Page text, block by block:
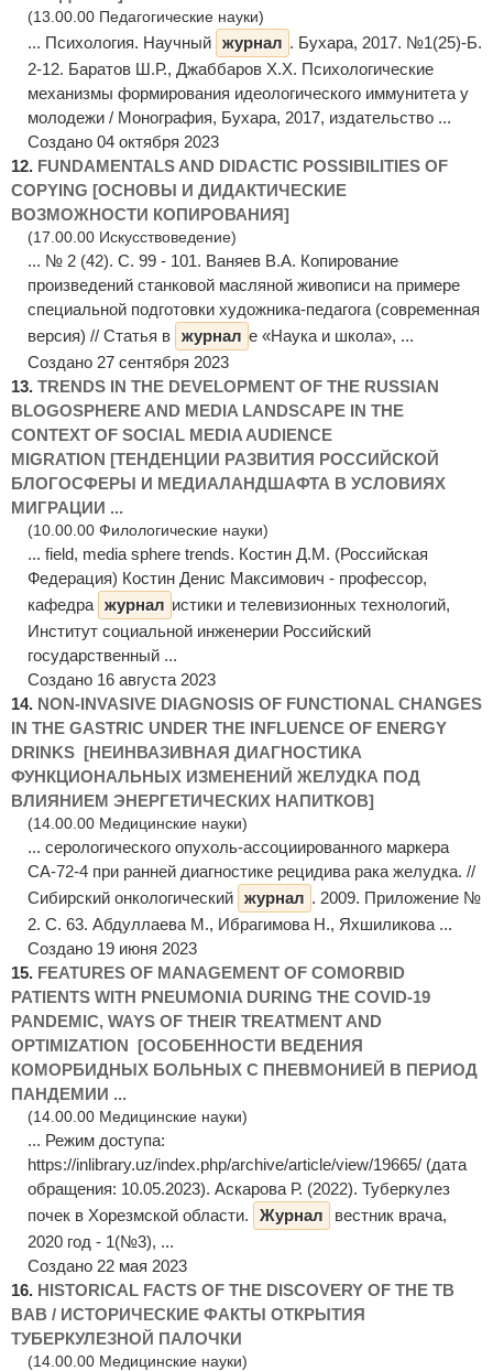
(13.00.00 Педагогические науки)
... Психология. Научный журнал . Бухара, 2017. №1(25)-Б.
2-12. Баратов Ш.Р., Джаббаров Х.Х. Психологические
механизмы формирования идеологического иммунитета у
молодежи / Монография, Бухара, 2017, издательство ...
Создано 04 октября 2023
12. FUNDAMENTALS AND DIDACTIC POSSIBILITIES OF
COPYING [ОСНОВЫ И ДИДАКТИЧЕСКИЕ
ВОЗМОЖНОСТИ КОПИРОВАНИЯ]
(17.00.00 Искусствоведение)
... № 2 (42). С. 99 - 101. Ваняев В.А. Копирование
произведений станковой масляной живописи на примере
специальной подготовки художника-педагога (современная
версия) // Статья в журнал е «Наука и школа», ...
Создано 27 сентября 2023
13. TRENDS IN THE DEVELOPMENT OF THE RUSSIAN
BLOGOSPHERE AND MEDIA LANDSCAPE IN THE
CONTEXT OF SOCIAL MEDIA AUDIENCE
MIGRATION [ТЕНДЕНЦИИ РАЗВИТИЯ РОССИЙСКОЙ
БЛОГОСФЕРЫ И МЕДИАЛАНДШАФТА В УСЛОВИЯХ
МИГРАЦИИ ...
(10.00.00 Филологические науки)
... field, media sphere trends. Костин Д.М. (Российская
Федерация) Костин Денис Максимович - профессор,
кафедра журнал истики и телевизионных технологий,
Институт социальной инженерии Российский
государственный ...
Создано 16 августа 2023
14. NON-INVASIVE DIAGNOSIS OF FUNCTIONAL CHANGES
IN THE GASTRIC UNDER THE INFLUENCE OF ENERGY
DRINKS [НЕИНВАЗИВНАЯ ДИАГНОСТИКА
ФУНКЦИОНАЛЬНЫХ ИЗМЕНЕНИЙ ЖЕЛУДКА ПОД
ВЛИЯНИЕМ ЭНЕРГЕТИЧЕСКИХ НАПИТКОВ]
(14.00.00 Медицинские науки)
... серологического опухоль-ассоциированного маркера
СА-72-4 при ранней диагностике рецидива рака желудка. //
Сибирский онкологический журнал . 2009. Приложение №
2. С. 63. Абдуллаева М., Ибрагимова Н., Яхшиликова ...
Создано 19 июня 2023
15. FEATURES OF MANAGEMENT OF COMORBID
PATIENTS WITH PNEUMONIA DURING THE COVID-19
PANDEMIC, WAYS OF THEIR TREATMENT AND
OPTIMIZATION [ОСОБЕННОСТИ ВЕДЕНИЯ
КОМОРБИДНЫХ БОЛЬНЫХ С ПНЕВМОНИЕЙ В ПЕРИОД
ПАНДЕМИИ ...
(14.00.00 Медицинские науки)
... Режим доступа:
https://inlibrary.uz/index.php/archive/article/view/19665/ (дата
обращения: 10.05.2023). Аскарова Р. (2022). Туберкулез
почек в Хорезмской области.
Журнал
вестник врача,
2020 год - 1(№3), ...
Создано 22 мая 2023
16. HISTORICAL FACTS OF THE DISCOVERY OF THE TB
BAB / ИСТОРИЧЕСКИЕ ФАКТЫ ОТКРЫТИЯ
ТУБЕРКУЛЕЗНОЙ ПАЛОЧКИ
(14.00.00 Медицинские науки)